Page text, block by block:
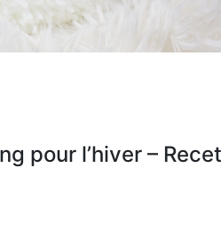
pour l’hiver –